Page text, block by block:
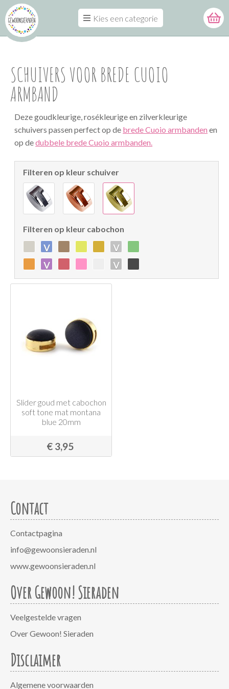
Kies een categorie
SCHUIVERS VOOR BREDE CUOIO
ARMBAND
Deze goudkleurige, rosékleurige en zilverkleurige
schuivers passen perfect op de brede Cuoio armbanden en
op dedubbele brede Cuoio armbanden.
Filteren op kleur schuiver
Filteren op kleur cabochon
v
v
v
v
Slider goud met cabochon
soft tone mat montana
blue 20mm
€ 3,95
Contact
Contactpagina
info@gewoonsieraden.nl
www.gewoonsieraden.nl
Over Gewoon! Sieraden
Veelgestelde vragen
Over Gewoon! Sieraden
Disclaimer
Algemene voorwaarden